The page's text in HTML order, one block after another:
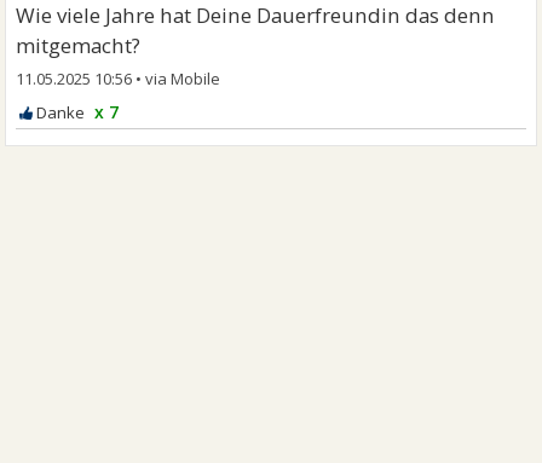
Wie viele Jahre hat Deine Dauerfreundin das denn
mitgemacht?
11.05.2025 10:56 •
x 7